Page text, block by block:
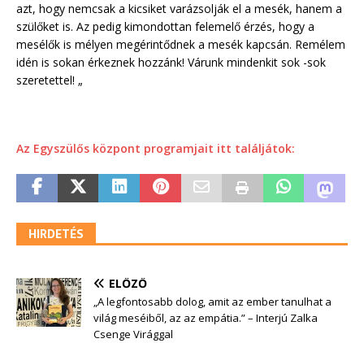
azt, hogy nemcsak a kicsiket varázsolják el a mesék, hanem a
szülőket is. Az pedig kimondottan felemelő érzés, hogy a
mesélők is mélyen megérintődnek a mesék kapcsán. Remélem
idén is sokan érkeznek hozzánk! Várunk mindenkit sok -sok
szeretettel! „
Az Egyszülős központ programjait itt találjátok:
HIRDETÉS
ELŐZŐ
„A legfontosabb dolog, amit az ember tanulhat a
világ meséiből, az az empátia.” – Interjú Zalka
Csenge Virággal